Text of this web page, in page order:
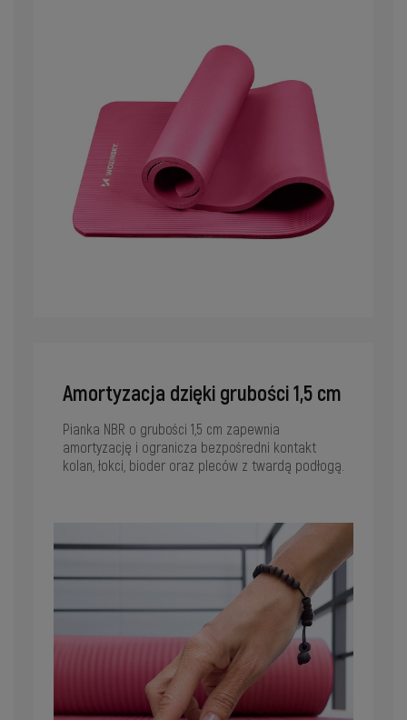
Amortyzacja dzięki grubości 1,5 cm
Pianka NBR o grubości 1,5 cm zapewnia
amortyzację i ogranicza bezpośredni kontakt
kolan, łokci, bioder oraz pleców z twardą podłogą.